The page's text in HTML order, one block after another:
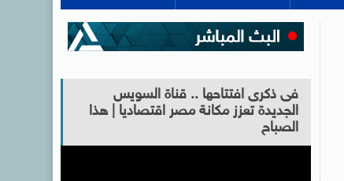
فى ذكرى افتتاحها .. قناة السويس
الجديدة تعزز مكانة مصر اقتصاديا | هذا
الصباح